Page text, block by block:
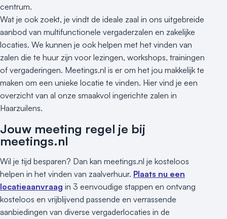
centrum.
Wat je ook zoekt, je vindt de ideale zaal in ons uitgebreide
aanbod van multifunctionele vergaderzalen en zakelijke
locaties. We kunnen je ook helpen met het vinden van
zalen die te huur zijn voor lezingen, workshops, trainingen
of vergaderingen. Meetings.nl is er om het jou makkelijk te
maken om een unieke locatie te vinden. Hier vind je een
overzicht van al onze smaakvol ingerichte zalen in
Haarzuilens.
Jouw meeting regel je bij
meetings.nl
Wil je tijd besparen? Dan kan meetings.nl je kosteloos
helpen in het vinden van zaalverhuur. Plaats nu een
locatieaanvraag in 3 eenvoudige stappen en ontvang
kosteloos en vrijblijvend passende en verrassende
aanbiedingen van diverse vergaderlocaties in de